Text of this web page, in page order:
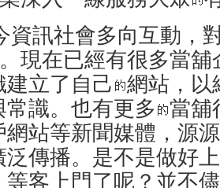
資訊社會多向互動，
。現在已經有很多當
立了自己
網站，以
識。也有更多
當舖
網站等新聞媒體，源
泛傳播。是不是做好
等客上門了呢？並不